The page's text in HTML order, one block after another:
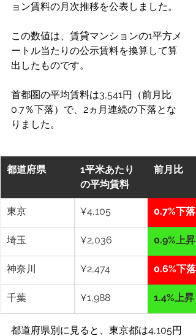
ョン賃料の月次推移を公表しました。
この数値は、賃貸マンションの1平方メ
ートル当たりの公示賃料を換算して算
出したものです。
首都圏の平均賃料は3,541円（前月比
0.7％下落）で、2ヵ月連続の下落とな
りました。
都道府県
1平米あたり
の平均賃料
前月比
東京 ¥4,105 0.7%下落
埼玉 ¥2,036 0.9%上昇
神奈川 ¥2,474 0.6%下落
千葉 ¥1,988 1.4%上昇
都道府県別に見ると、東京都は4,105円